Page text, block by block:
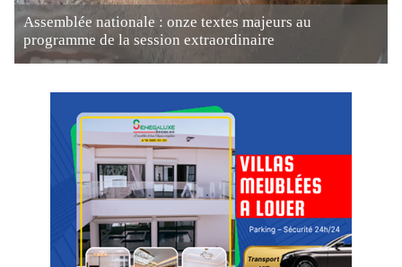
Assemblée nationale : onze textes majeurs au
programme de la session extraordinaire